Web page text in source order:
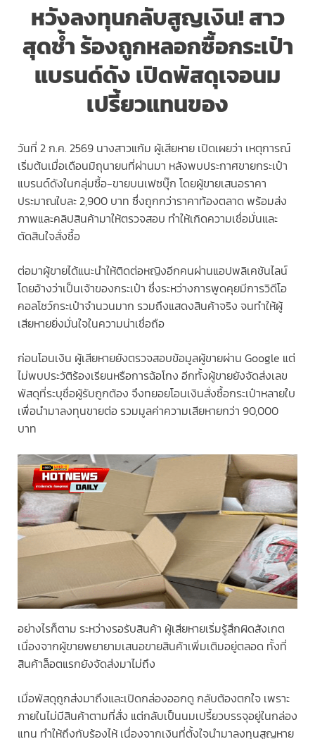
หวังลงทุนกลับสูญเงิน! สาว
สุดช้ำ ร้องถูกหลอกซื้อกระเป๋า
แบรนด์ดัง เปิดพัสดุเจอนม
เปรี้ยวแทนของ
วันที่ 2 ก.ค. 2569 นางสาวแก้ม ผู้เสียหาย เปิดเผยว่า เหตุการณ์
เริ่มต้นเมื่อเดือนมิถุนายนที่ผ่านมา หลังพบประกาศขายกระเป๋า
แบรนด์ดังในกลุ่มซื้อ-ขายบนเฟซบุ๊ก โดยผู้ขายเสนอราคา
ประมาณใบละ 2,900 บาท ซึ่งถูกกว่าราคาท้องตลาด พร้อมส่ง
ภาพและคลิปสินค้ามาให้ตรวจสอบ ทำให้เกิดความเชื่อมั่นและ
ตัดสินใจสั่งซื้อ
ต่อมาผู้ขายได้แนะนำให้ติดต่อหญิงอีกคนผ่านแอปพลิเคชันไลน์
โดยอ้างว่าเป็นเจ้าของกระเป๋า ซึ่งระหว่างการพูดคุยมีการวิดีโอ
คอลโชว์กระเป๋าจำนวนมาก รวมถึงแสดงสินค้าจริง จนทำให้ผู้
เสียหายยิ่งมั่นใจในความน่าเชื่อถือ
ก่อนโอนเงิน ผู้เสียหายยังตรวจสอบข้อมูลผู้ขายผ่าน Google แต่
ไม่พบประวัติร้องเรียนหรือการฉ้อโกง อีกทั้งผู้ขายยังจัดส่งเลข
พัสดุที่ระบุชื่อผู้รับถูกต้อง จึงทยอยโอนเงินสั่งซื้อกระเป๋าหลายใบ
เพื่อนำมาลงทุนขายต่อ รวมมูลค่าความเสียหายกว่า 90,000
บาท
อย่างไรก็ตาม ระหว่างรอรับสินค้า ผู้เสียหายเริ่มรู้สึกผิดสังเกต
เนื่องจากผู้ขายพยายามเสนอขายสินค้าเพิ่มเติมอยู่ตลอด ทั้งที่
สินค้าล็อตแรกยังจัดส่งมาไม่ถึง
เมื่อพัสดุถูกส่งมาถึงและเปิดกล่องออกดู กลับต้องตกใจ เพราะ
ภายในไม่มีสินค้าตามที่สั่ง แต่กลับเป็นนมเปรี้ยวบรรจุอยู่ในกล่อง
แทน ทำให้ถึงกับร้องไห้ เนื่องจากเงินที่ตั้งใจนำมาลงทุนสูญหาย